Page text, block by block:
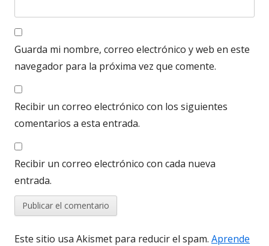
Guarda mi nombre, correo electrónico y web en este
navegador para la próxima vez que comente.
Recibir un correo electrónico con los siguientes
comentarios a esta entrada.
Recibir un correo electrónico con cada nueva
entrada.
Este sitio usa Akismet para reducir el spam. Aprende